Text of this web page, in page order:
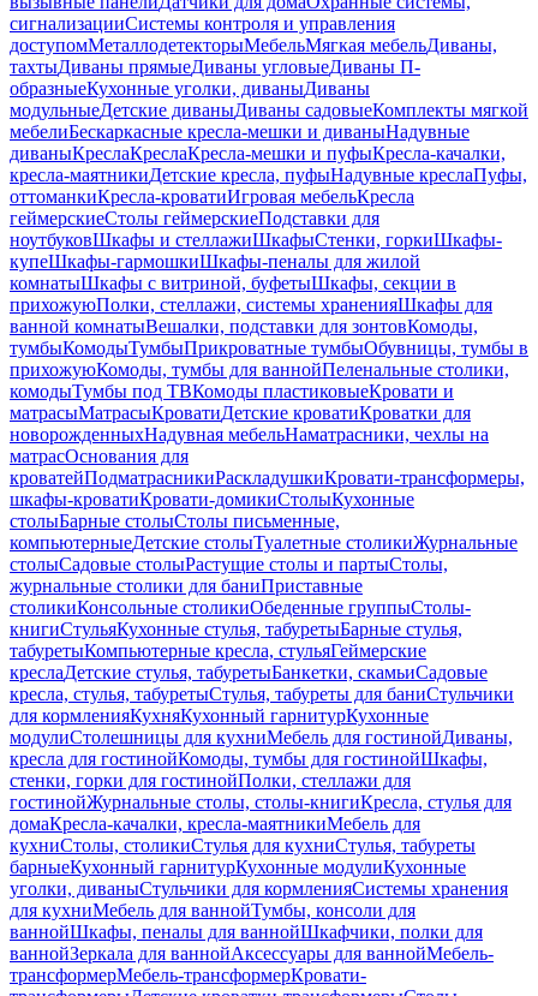
сигнализацииСистемы контроля и управления
доступомМеталлодетекторыМебельМягкая мебельДиваны,
тахтыДиваны прямыеДиваны угловыеДиваны П-
образныеКухонные уголки, диваныДиваны
модульныеДетские диваныДиваны садовыеКомплекты мягкой
мебелиБескаркасные кресла-мешки и диваныНадувные
диваныКреслаКреслаКресла-мешки и пуфыКресла-качалки,
кресла-маятникиДетские кресла, пуфыНадувные креслаПуфы,
оттоманкиКресла-кроватиИгровая мебельКресла
геймерскиеСтолы геймерскиеПодставки для
ноутбуковШкафы и стеллажиШкафыСтенки, горкиШкафы-
купеШкафы-гармошкиШкафы-пеналы для жилой
комнатыШкафы с витриной, буфетыШкафы, секции в
прихожуюПолки, стеллажи, системы храненияШкафы для
ванной комнатыВешалки, подставки для зонтовКомоды,
тумбыКомодыТумбыПрикроватные тумбыОбувницы, тумбы в
прихожуюКомоды, тумбы для ваннойПеленальные столики,
комодыТумбы под ТВКомоды пластиковыеКровати и
матрасыМатрасыКроватиДетские кроватиКроватки для
новорожденныхНадувная мебельНаматрасники, чехлы на
матрасОснования для
кроватейПодматрасникиРаскладушкиКровати-трансформеры,
шкафы-кроватиКровати-домикиСтолыКухонные
столыБарные столыСтолы письменные,
компьютерныеДетские столыТуалетные столикиЖурнальные
столыСадовые столыРастущие столы и партыСтолы,
журнальные столики для баниПриставные
столикиКонсольные столикиОбеденные группыСтолы-
книгиСтульяКухонные стулья, табуретыБарные стулья,
табуретыКомпьютерные кресла, стульяГеймерские
креслаДетские стулья, табуретыБанкетки, скамьиСадовые
кресла, стулья, табуретыСтулья, табуреты для баниСтульчики
для кормленияКухняКухонный гарнитурКухонные
модулиСтолешницы для кухниМебель для гостинойДиваны,
кресла для гостинойКомоды, тумбы для гостинойШкафы,
стенки, горки для гостинойПолки, стеллажи для
гостинойЖурнальные столы, столы-книгиКресла, стулья для
домаКресла-качалки, кресла-маятникиМебель для
кухниСтолы, столикиСтулья для кухниСтулья, табуреты
барныеКухонный гарнитурКухонные модулиКухонные
уголки, диваныСтульчики для кормленияСистемы хранения
для кухниМебель для ваннойТумбы, консоли для
ваннойШкафы, пеналы для ваннойШкафчики, полки для
ваннойЗеркала для ваннойАксессуары для ваннойМебель-
трансформерМебель-трансформерКровати-